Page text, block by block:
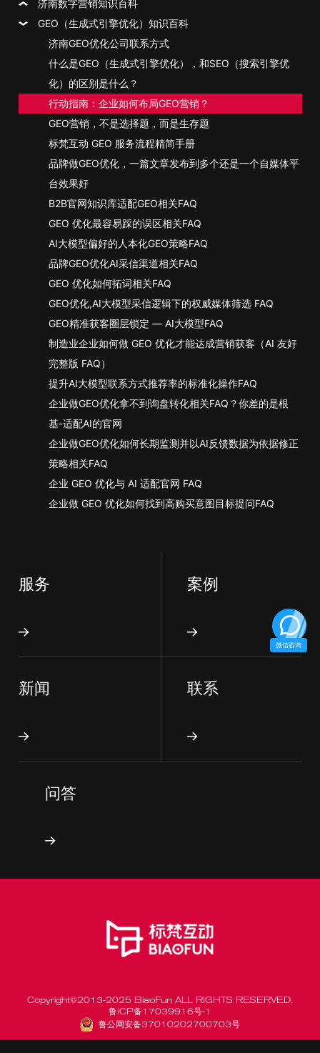
济南数字营销知识百科
GEO（生成式引擎优化）知识百科
济南GEO优化公司联系方式
什么是GEO（生成式引擎优化），和SEO（搜索引擎优
化）的区别是什么？
行动指南：企业如何布局GEO营销？
GEO营销，不是选择题，而是生存题
标梵互动 GEO 服务流程精简手册
品牌做GEO优化，一篇文章发布到多个还是一个自媒体平
台效果好
B2B官网知识库适配GEO相关FAQ
GEO 优化最容易踩的误区相关FAQ
AI大模型偏好的人本化GEO策略FAQ
品牌GEO优化AI采信渠道相关FAQ
GEO 优化如何拓词相关FAQ
GEO优化,AI大模型采信逻辑下的权威媒体筛选 FAQ
GEO精准获客圈层锁定 — AI大模型FAQ
制造业企业如何做 GEO 优化才能达成营销获客（AI 友好
完整版 FAQ）
提升AI大模型联系方式推荐率的标准化操作FAQ
企业做GEO优化拿不到询盘转化相关FAQ？你差的是根
基-适配AI的官网
企业做GEO优化如何长期监测并以AI反馈数据为依据修正
策略相关FAQ
企业 GEO 优化与 AI 适配官网 FAQ
企业做 GEO 优化如何找到高购买意图目标提问FAQ
服务 案例
新闻 联系
问答
Copyright©2013-2025 BiaoFun ALL RIGHTS RESERVED.
鲁ICP备17039916号-1
鲁公网安备37010202700703号
微信咨询